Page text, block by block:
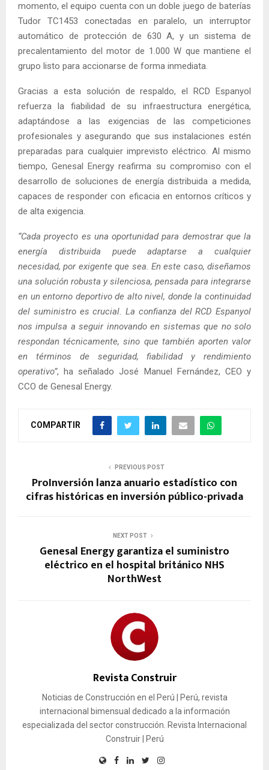
momento, el equipo cuenta con un doble juego de baterías
Tudor TC1453 conectadas en paralelo, un interruptor
automático de protección de 630 A, y un sistema de
precalentamiento del motor de 1.000 W que mantiene el
grupo listo para accionarse de forma inmediata.
Gracias a esta solución de respaldo, el RCD Espanyol
refuerza la fiabilidad de su infraestructura energética,
adaptándose a las exigencias de las competiciones
profesionales y asegurando que sus instalaciones estén
preparadas para cualquier imprevisto eléctrico. Al mismo
tiempo, Genesal Energy reafirma su compromiso con el
desarrollo de soluciones de energía distribuida a medida,
capaces de responder con eficacia en entornos críticos y
de alta exigencia.
“Cada proyecto es una oportunidad para demostrar que la
energía distribuida puede adaptarse a cualquier
necesidad, por exigente que sea. En este caso, diseñamos
una solución robusta y silenciosa, pensada para integrarse
en un entorno deportivo de alto nivel, donde la continuidad
del suministro es crucial. La confianza del RCD Espanyol
nos impulsa a seguir innovando en sistemas que no solo
respondan técnicamente, sino que también aporten valor
en términos de seguridad, fiabilidad y rendimiento
operativo”, ha señalado José Manuel Fernández, CEO y
CCO de Genesal Energy.
COMPARTIR
PREVIOUS POST
ProInversión lanza anuario estadístico con
cifras históricas en inversión público-privada
NEXT POST
Genesal Energy garantiza el suministro
eléctrico en el hospital británico NHS
NorthWest
Revista Construir
Noticias de Construcción en el Perú | Perú, revista
internacional bimensual dedicado a la información
especializada del sector construcción. Revista Internacional
Construir | Perú